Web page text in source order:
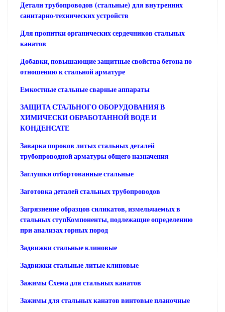
Детали трубопроводов (стальные) для внутренних
санитарно-технических устройств
Для пропитки органических сердечников стальных
канатов
Добавки, повышающие защитные свойства бетона по
отношению к стальной арматуре
Емкостные стальные сварные аппараты
ЗАЩИТА СТАЛЬНОГО ОБОРУДОВАНИЯ В
ХИМИЧЕСКИ ОБРАБОТАННОЙ ВОДЕ И
КОНДЕНСАТЕ
Заварка пороков литых стальных деталей
трубопроводной арматуры общего назначения
Заглушки отбортованные стальные
Заготовка деталей стальных трубопроводов
Загрязнение образцов силикатов, измельчаемых в
стальных ступКомпоненты, подлежащие определению
при анализах горных пород
Задвижки стальные клиновые
Задвижки стальные литые клиновые
Зажимы Схема для стальных канатов
Зажимы для стальных канатов винтовые планочные